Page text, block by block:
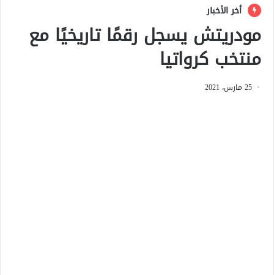
أخر الأخبار
مودريتش يسجل رقمًا تاريخيًا مع
منتخب كرواتيا
25 مارس، 2021